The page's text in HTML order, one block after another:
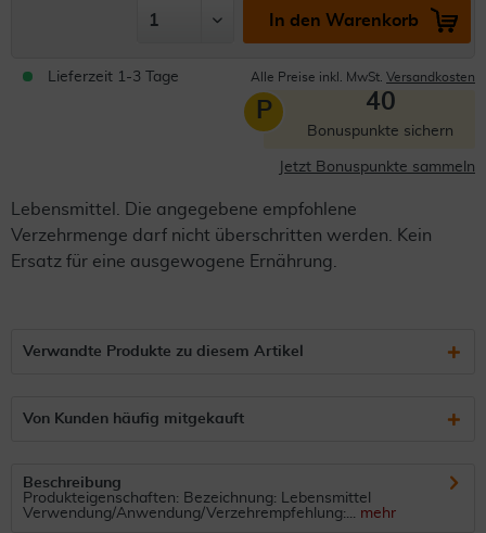
In den Warenkorb
Lieferzeit 1-3 Tage Alle Preise inkl. MwSt. Versandkosten
P 40
Bonuspunkte sichern
Jetzt Bonuspunkte sammeln
Lebensmittel. Die angegebene empfohlene
Verzehrmenge darf nicht überschritten werden. Kein
Ersatz für eine ausgewogene Ernährung.
Verwandte Produkte zu diesem Artikel
Von Kunden häufig mitgekauft
Beschreibung
Produkteigenschaften: Bezeichnung: Lebensmittel
Verwendung/Anwendung/Verzehrempfehlung:... mehr